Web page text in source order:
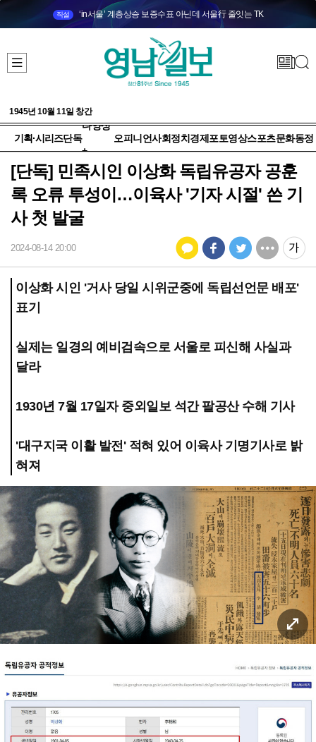
직설 ‘in서울’ 계층상승 보증수표 아닌데 서울行 줄잇는 TK
1945년 10월 11일 창간
기획·시리즈단독
다양성
+
오피니언사회정치 경제 포토영상스포츠문화동정
[단독] 민족시인 이상화 독립유공자 공훈
록 오류 투성이…이육사 '기자 시절' 쓴 기
사 첫 발굴
2024-08-14 20:00
이상화 시인 '거사 당일 시위군중에 독립선언문 배포'
표기
실제는 일경의 예비검속으로 서울로 피신해 사실과
달라
1930년 7월 17일자 중외일보 석간 팔공산 수해 기사
'대구지국 이활 발전' 적혀 있어 이육사 기명기사로 밝
혀져